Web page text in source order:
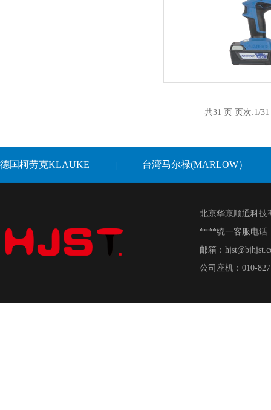
共31 页 页次:1/
德国柯劳克KLAUKE 台湾马尔禄(MARLOW）
北京华京顺通科
****统一客服电话
邮箱：
公司座机：010-